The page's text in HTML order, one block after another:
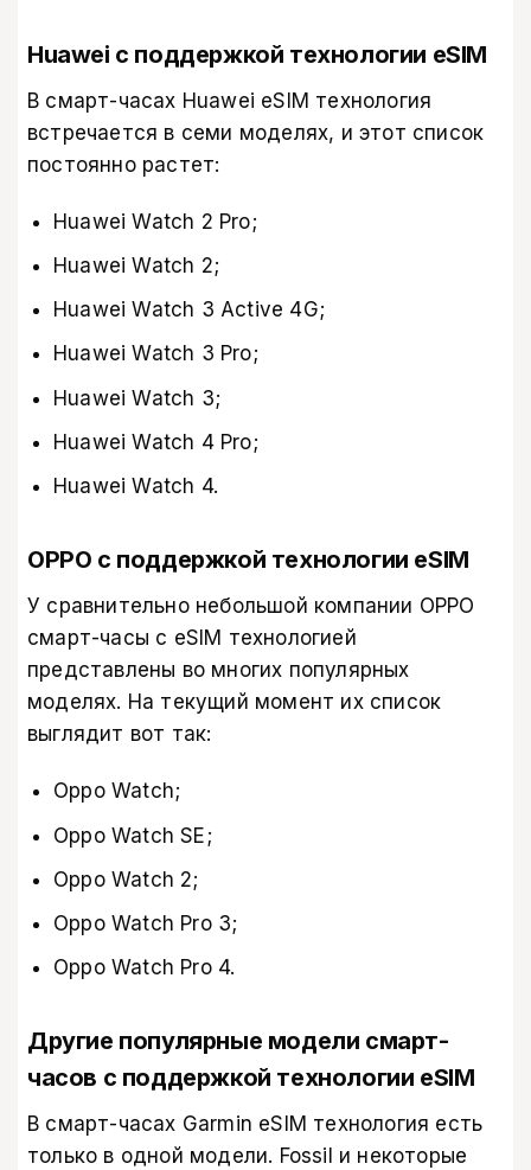
Huawei с поддержкой технологии eSIM
В смарт-часах Huawei eSIM технология
встречается в семи моделях, и этот список
постоянно растет:
Huawei Watch 2 Pro;
Huawei Watch 2;
Huawei Watch 3 Active 4G;
Huawei Watch 3 Pro;
Huawei Watch 3;
Huawei Watch 4 Pro;
Huawei Watch 4.
OPPO с поддержкой технологии eSIM
У сравнительно небольшой компании OPPO
смарт-часы с eSIM технологией
представлены во многих популярных
моделях. На текущий момент их список
выглядит вот так:
Oppo Watch;
Oppo Watch SE;
Oppo Watch 2;
Oppo Watch Pro 3;
Oppo Watch Pro 4.
Другие популярные модели смарт-
часов с поддержкой технологии eSIM
В смарт-часах Garmin eSIM технология есть
только в одной модели. Fossil и некоторые